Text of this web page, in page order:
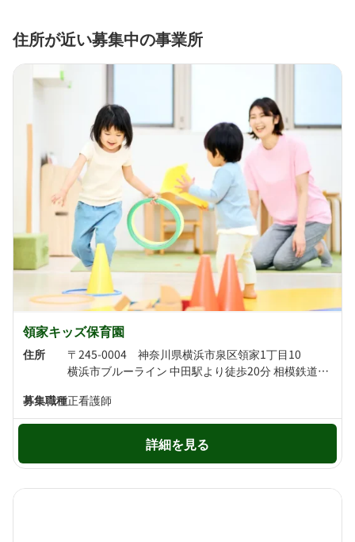
住所が近い募集中の事業所
領家キッズ保育園
住所
〒245-0004 神奈川県横浜市泉区領家1丁目10
横浜市ブルーライン 中田駅より徒歩20分 相模鉄道いずみ野線 弥生台駅より徒歩22分
募集職種正看護師
詳細を見る